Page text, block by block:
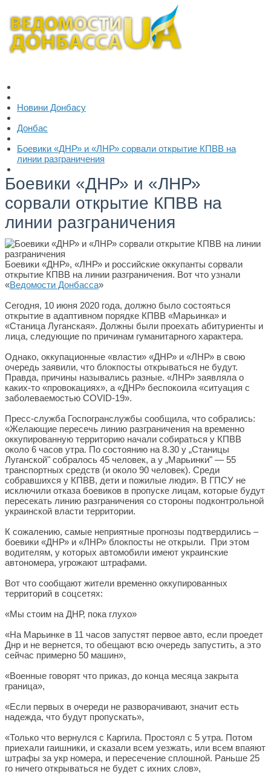
Новини Донбасу
Донбас
Боевики «ДНР» и «ЛНР» сорвали открытие КПВВ на
линии разграничения
Боевики «ДНР» и «ЛНР»
сорвали открытие КПВВ на
линии разграничения
Боевики «ДНР», «ЛНР» и российские оккупанты сорвали
открытие КПВВ на линии разграничения. Вот что узнали
«Ведомости Донбасса»
Сегодня, 10 июня 2020 года, должно было состояться
открытие в адаптивном порядке КПВВ «Марьинка» и
«Станица Луганская». Должны были проехать абитуриенты и
лица, следующие по причинам гуманитарного характера.
Однако, оккупационные «власти» «ДНР» и «ЛНР» в свою
очередь заявили, что блокпосты открываться не будут.
Правда, причины назывались разные. «ЛНР» заявляла о
каких-то «провокациях», а «ДНР» беспокоила «ситуация с
заболеваемостью COVID-19».
Пресс-служба Госпогранслужбы сообщила, что собрались:
«Желающие пересечь линию разграничения на временно
оккупированную территорию начали собираться у КПВВ
около 6 часов утра. По состоянию на 8.30 у „Станицы
Луганской" собралось 45 человек, а у „Марьинки" — 55
транспортных средств (и около 90 человек). Среди
собравшихся у КПВВ, дети и пожилые люди». В ГПСУ не
исключили отказа боевиков в пропуске лицам, которые будут
пересекать линию разграничения со стороны подконтрольной
украинской власти территории.
К сожалению, самые неприятные прогнозы подтвердились –
боевики «ДНР» и «ЛНР» блокпосты не открыли. При этом
водителям, у которых автомобили имеют украинские
автономера, угрожают штрафами.
Вот что сообщают жители временно оккупированных
территорий в соцсетях:
«Мы стоим на ДНР, пока глухо»
«На Марьинке в 11 часов запустят первое авто, если проедет
Днр и не вернется, то обещают всю очередь запустить, а это
сейчас примерно 50 машин»,
«Военные говорят что приказ, до конца месяца закрыта
граница»,
«Если первых в очереди не разворачивают, значит есть
надежда, что будут пропускать»,
«Только что вернулся с Каргила. Простоял с 5 утра. Потом
приехали гаишники, и сказали всем уезжать, или всем впаяют
штрафы за укр номера, и пересечение сплошной. Раньше 25
го ничего открываться не будет с ихних слов»,